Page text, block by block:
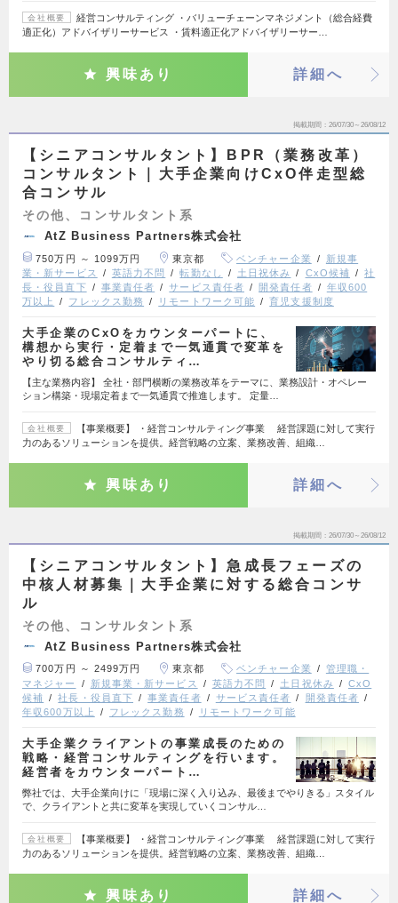
会社概要
経営コンサルティング ・バリューチェーンマネジメント（総合経費
適正化）アドバイザリーサービス ・賃料適正化アドバイザリーサー…
興味あり 詳細へ
掲載期間 26/07/30～26/08/12
【シニアコンサルタント】BPR（業務改革）
コンサルタント｜大手企業向けCxO伴走型総
合コンサル
その他、コンサルタント系
AtZ Business Partners株式会社
750万円 ～ 1099万円 東京都 ベンチャー企業
新規事
業・新サービス
英語力不問 転勤なし 土日祝休み CxO候補
社
長・役員直下
事業責任者 サービス責任者 開発責任者
年収600
万以上
フレックス勤務 リモートワーク可能 育児支援制度
大手企業のCxOをカウンターパートに、
構想から実行・定着まで一気通貫で変革を
やり切る総合コンサルティ…
【主な業務内容】 全社・部門横断の業務改革をテーマに、業務設計・オペレー
ション構築・現場定着まで一気通貫で推進します。 定量…
会社概要
【事業概要】 ・経営コンサルティング事業 経営課題に対して実行
力のあるソリューションを提供。経営戦略の立案、業務改善、組織…
興味あり 詳細へ
掲載期間 26/07/30～26/08/12
【シニアコンサルタント】急成長フェーズの
中核人材募集｜大手企業に対する総合コンサ
ル
その他、コンサルタント系
AtZ Business Partners株式会社
700万円 ～ 2499万円 東京都 ベンチャー企業
管理職・
マネジャー
新規事業・新サービス 英語力不問 土日祝休み
CxO
候補
社長・役員直下 事業責任者 サービス責任者
開発責任者
年収600万以上
フレックス勤務 リモートワーク可能
大手企業クライアントの事業成長のための
戦略・経営コンサルティングを行います。
経営者をカウンターパート…
弊社では、大手企業向けに「現場に深く入り込み、最後までやりきる」スタイル
で、クライアントと共に変革を実現していくコンサル…
会社概要
【事業概要】 ・経営コンサルティング事業 経営課題に対して実行
力のあるソリューションを提供。経営戦略の立案、業務改善、組織…
興味あり 詳細へ